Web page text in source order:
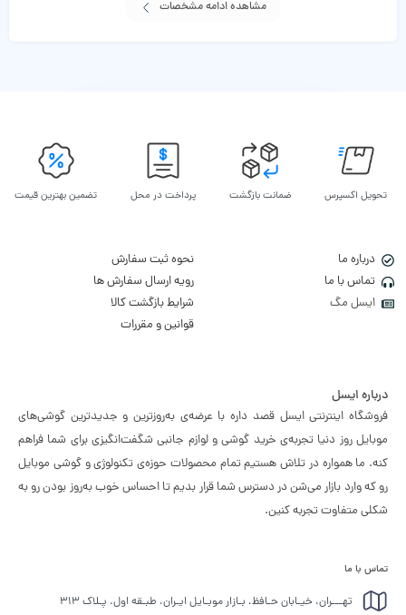
مشاهده ادامه مشخصات
تحویل اکسپرس ضمانت بازگشت پرداخت در محل تضمین بهترین قیمت
درباره ما
تماس با ما
ایسل مگ
نحوه ثبت سفارش
رویه ارسال سفارش ها
شرایط بازگشت کالا
قوانین و مقررات
درباره ایسل
فروشگاه اینترنتی ایسل قصد داره با عرضه‌ی به‌روزترین و جدیدترین گوشی‌های
موبایل روز دنیا تجربه‌ی خرید گوشی و لوازم جانبی شگفت‌انگیزی برای شما فراهم
کنه. ما همواره در تلاش هستیم تمام محصولات حوزه‌ی تکنولوژی و گوشی موبایل
رو که وارد بازار می‌شن در دسترس شما قرار بدیم تا احساس خوب به‌روز بودن رو به
شکلی متفاوت تجربه کنین.
تماس با ما
تهـــران، خیـابان حـافظ، بـازار موبـایل ایـران، طبـقه اول، پـلاک ۳۱۳